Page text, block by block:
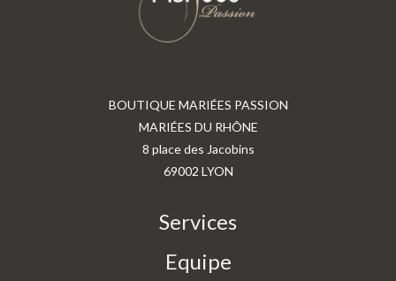
BOUTIQUE MARIÉES PASSION
MARIÉES DU RHÔNE
8 place des Jacobins
69002 LYON
Services
Equipe